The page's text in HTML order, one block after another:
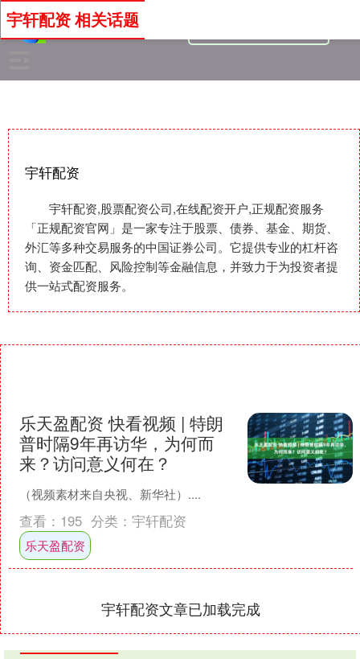
宇轩配资
宇轩配资,股票配资公司,在线配资开户,正规配资服务
「正规配资官网」是一家专注于股票、债券、基金、期货、
外汇等多种交易服务的中国证券公司。它提供专业的杠杆咨
询、资金匹配、风险控制等金融信息，并致力于为投资者提
供一站式配资服务。
宇轩配资 相关话题
乐天盈配资 快看视频 | 特朗
普时隔9年再访华，为何而
来？访问意义何在？
（视频素材来自央视、新华社）....
查看： 195 分类： 宇轩配资
乐天盈配资
宇轩配资文章已加载完成